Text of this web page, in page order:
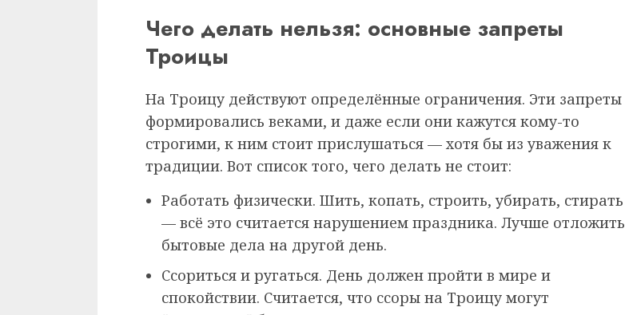
Чего делать нельзя: основные запреты
Троицы
На Троицу действуют определённые ограничения. Эти запреты
формировались веками, и даже если они кажутся кому-то
строгими, к ним стоит прислушаться — хотя бы из уважения к
традиции. Вот список того, чего делать не стоит:
Работать физически. Шить, копать, строить, убирать, стирать
— всё это считается нарушением праздника. Лучше отложить
бытовые дела на другой день.
Ссориться и ругаться. День должен пройти в мире и
спокойствии. Считается, что ссоры на Троицу могут